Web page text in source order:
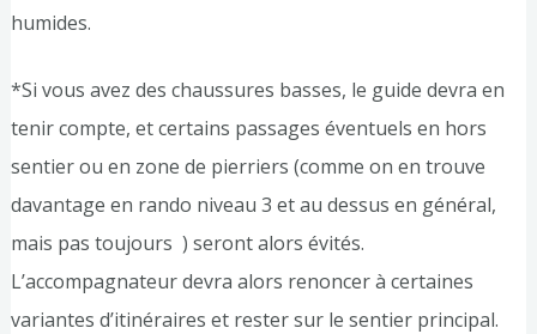
humides.
*Si vous avez des chaussures basses, le guide devra en
tenir compte, et certains passages éventuels en hors
sentier ou en zone de pierriers (comme on en trouve
davantage en rando niveau 3 et au dessus en général,
mais pas toujours ) seront alors évités.
L’accompagnateur devra alors renoncer à certaines
variantes d’itinéraires et rester sur le sentier principal.